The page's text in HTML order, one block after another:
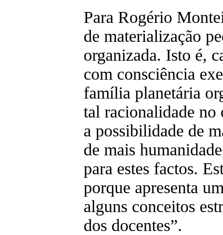
Para Rogério
de materialização
organizada. Isto é,
com consciência
família planetária
tal racionalidade no
a possibilidade de
de mais
para estes factos.
porque apresenta
alguns conceitos
dos docentes”.